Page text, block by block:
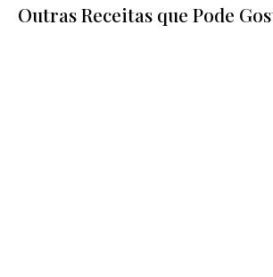
Outras Receitas que Pode